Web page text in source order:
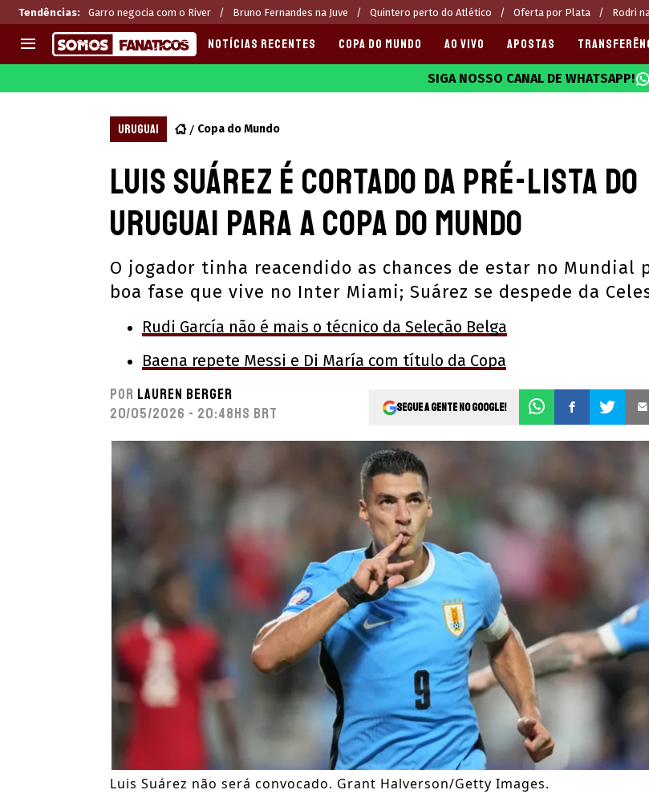
Tendências: Garro negocia com o River Bruno Fernandes na Juve Quintero perto do Atlético Oferta por Plata Rodri
CHAMPIONS LEAGUE
PREMIER LEAGUE
LIGA PORTUGUESA
EUROPA LEAGUE
Melhores sites de apostas 2025
CASAS DE APOSTAS
CÓDIGOS e OFERTAS
APPS
NOTÍCIAS RECENTES COPA DO MUNDO AO VIVO APOSTAS
SIGA NOSSO CANAL DE WHATSAPP!
URUGUAI Copa do Mundo
Luis Suárez é cortado da pré-lista do
Uruguai para a Copa do Mundo
O jogador tinha reacendido as chances de estar no Mundial
boa fase que vive no Inter Miami; Suárez se despede da
Rudi García não é mais o técnico da Seleção Belga
Baena repete Messi e Di María com título da Copa
Por Lauren Berger
20/05/2026 - 20:48hs BRT
Segue a gente no Google!
Luis Suárez não será convocado. Grant Halverson/Getty Images.